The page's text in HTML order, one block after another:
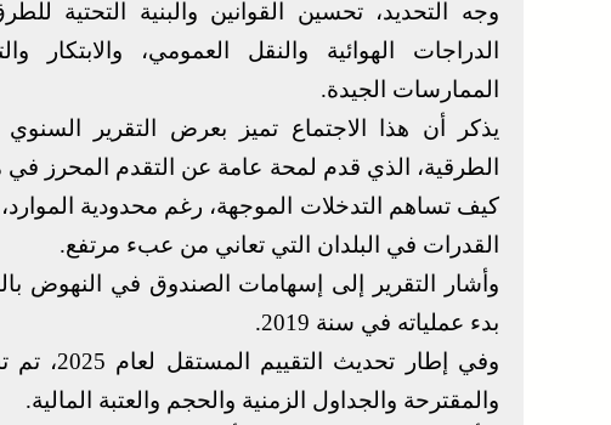
وجه التحديد، تحسين القوانين والبنية التحتية
الدراجات الهوائية والنقل العمومي، والابتكار
الممارسات الجيدة.
الطرقية، الذي قدم لمحة عامة عن التقدم المحرز في
كيف تساهم التدخلات الموجهة، رغم محدودية
القدرات في البلدان التي تعاني من عبء مرتفع.
بدء عملياته في سنة 2019.
وفي إطار
والمقترحة والجداول الزمنية والحجم والعتبة المالية.